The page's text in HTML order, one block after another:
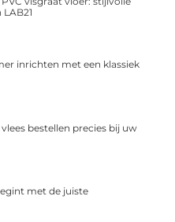
inrichten met een klassiek
bestellen precies bij uw
met de juiste